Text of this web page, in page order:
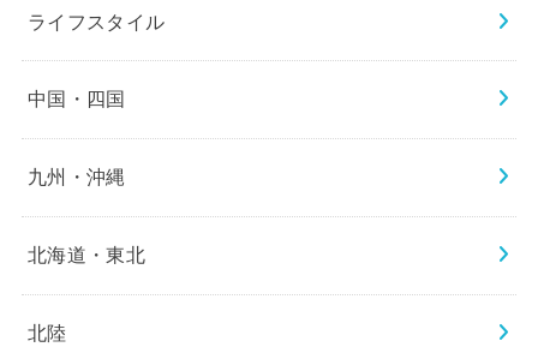
ライフスタイル
中国・四国
九州・沖縄
北海道・東北
北陸